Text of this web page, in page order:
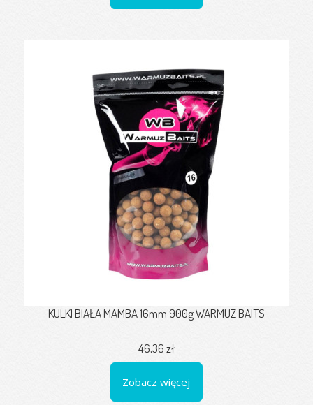
KULKI BIAŁA MAMBA 16mm 900g WARMUZ BAITS
46,36 zł
Zobacz więcej